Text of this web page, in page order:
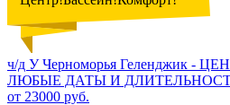
ч/д У Черноморья Геленджик -
ЛЮБЫЕ ДАТЫ И
от 23000 руб.